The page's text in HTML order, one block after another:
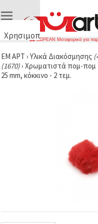
Χρησιμοποιούμε
🍪
Χρησιμοποιούμε
cookies και
αναλύουμε
ΔΩΡΕΑΝ Μεταφορικά για
ΕΜ ΑΡΤ › Υλικά Διακόσμησης
(1670)› Χρωματιστά πομ-πομ
25 mm, κόκκινο - 2 τεμ.